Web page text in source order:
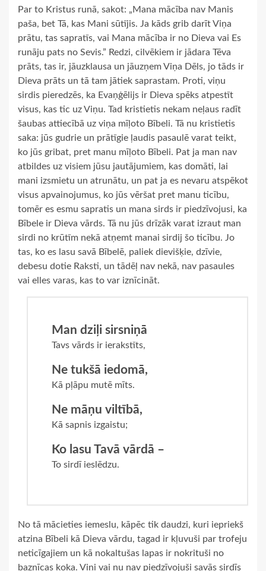
Par to Kristus runā, sakot: „Mana mācība nav Manis
paša, bet Tā, kas Mani sūtījis. Ja kāds grib darīt Viņa
prātu, tas sapratīs, vai Mana mācība ir no Dieva vai Es
runāju pats no Sevis.” Redzi, cilvēkiem ir jādara Tēva
prāts, tas ir, jāuzklausa un jāuzņem Viņa Dēls, jo tāds ir
Dieva prāts un tā tam jātiek saprastam. Proti, viņu
sirdis pieredzēs, ka Evaņģēlijs ir Dieva spēks atpestīt
visus, kas tic uz Viņu. Tad kristietis nekam neļaus radīt
šaubas attiecībā uz viņa mīļoto Bībeli. Tā nu kristietis
saka: jūs gudrie un prātīgie ļaudis pasaulē varat teikt,
ko jūs gribat, pret manu mīļoto Bībeli. Pat ja man nav
atbildes uz visiem jūsu jautājumiem, kas domāti, lai
mani izsmietu un atrunātu, un pat ja es nevaru atspēkot
visus apvainojumus, ko jūs vēršat pret manu ticību,
tomēr es esmu sapratis un mana sirds ir piedzīvojusi, ka
Bībele ir Dieva vārds. Tā nu jūs drīzāk varat izraut man
sirdi no krūtīm nekā atņemt manai sirdij šo ticību. Jo
tas, ko es lasu savā Bībelē, paliek dievišķie, dzīvie,
debesu dotie Raksti, un tādēļ nav nekā, nav pasaules
vai elles varas, kas to var iznīcināt.
Man dziļi sirsniņā
Tavs vārds ir ierakstīts,
Ne tukšā iedomā,
Kā pļāpu mutē mīts.
Ne māņu viltībā,
Kā sapnis izgaistu;
Ko lasu Tavā vārdā –
To sirdī ieslēdzu.
No tā mācieties iemeslu, kāpēc tik daudzi, kuri iepriekš
atzina Bībeli kā Dieva vārdu, tagad ir kļuvuši par trofeju
neticīgajiem un kā nokaltušas lapas ir nokrituši no
baznīcas koka. Viņi vai nu nav piedzīvojuši savās sirdīs